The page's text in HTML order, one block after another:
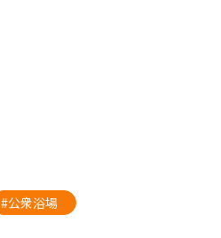
#公衆浴場